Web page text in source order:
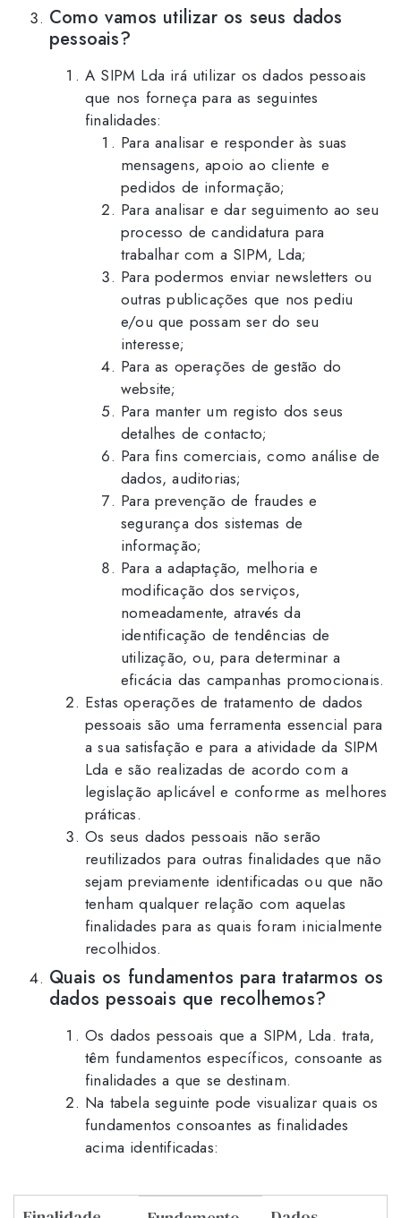
Como vamos utilizar os seus dados
pessoais?
A SIPM Lda irá utilizar os dados pessoais
que nos forneça para as seguintes
finalidades:
Para analisar e responder às suas
mensagens, apoio ao cliente e
pedidos de informação;
Para analisar e dar seguimento ao seu
processo de candidatura para
trabalhar com a SIPM, Lda;
Para podermos enviar newsletters ou
outras publicações que nos pediu
e/ou que possam ser do seu
interesse;
Para as operações de gestão do
website;
Para manter um registo dos seus
detalhes de contacto;
Para fins comerciais, como análise de
dados, auditorias;
Para prevenção de fraudes e
segurança dos sistemas de
informação;
Para a adaptação, melhoria e
modificação dos serviços,
nomeadamente, através da
identificação de tendências de
utilização, ou, para determinar a
eficácia das campanhas promocionais.
Estas operações de tratamento de dados
pessoais são uma ferramenta essencial para
a sua satisfação e para a atividade da SIPM
Lda e são realizadas de acordo com a
legislação aplicável e conforme as melhores
práticas.
Os seus dados pessoais não serão
reutilizados para outras finalidades que não
sejam previamente identificadas ou que não
tenham qualquer relação com aquelas
finalidades para as quais foram inicialmente
recolhidos.
Quais os fundamentos para tratarmos os
dados pessoais que recolhemos?
Os dados pessoais que a SIPM, Lda. trata,
têm fundamentos específicos, consoante as
finalidades a que se destinam.
Na tabela seguinte pode visualizar quais os
fundamentos consoantes as finalidades
acima identificadas: